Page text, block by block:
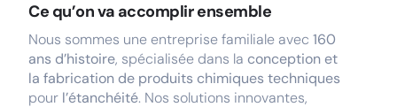
Ce qu’on va accomplir ensemble
Nous sommes une entreprise familiale avec 160
ans d’histoire, spécialisée dans la conception et
la fabrication de produits chimiques techniques
pour l’étanchéité. Nos solutions innovantes,